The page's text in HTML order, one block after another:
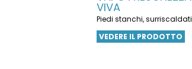
VIVA
Piedi stanchi, surriscaldati
VEDERE IL PRODOTTO